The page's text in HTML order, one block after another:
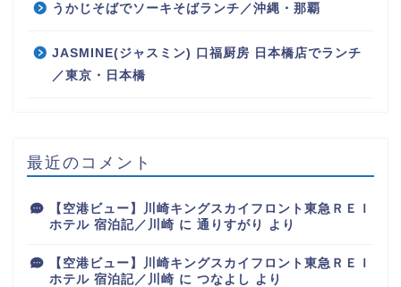
うかじそばでソーキそばランチ／沖縄・那覇
JASMINE(ジャスミン) 口福厨房 日本橋店でランチ
／東京・日本橋
最近のコメント
【空港ビュー】川崎キングスカイフロント東急ＲＥＩ
ホテル 宿泊記／川崎 に 通りすがり より
【空港ビュー】川崎キングスカイフロント東急ＲＥＩ
ホテル 宿泊記／川崎 に つなよし より